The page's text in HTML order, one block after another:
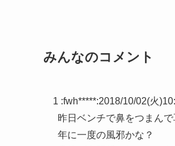
みんなのコメント
1 :fwh*****:2018/10/02(火
昨日ベンチで鼻をつまん
年に一度の風邪かな？